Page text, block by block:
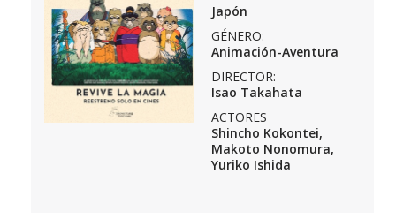
Japón
GÉNERO:
Animación-Aventura
DIRECTOR:
Isao Takahata
ACTORES
Shincho Kokontei,
Makoto Nonomura,
Yuriko Ishida